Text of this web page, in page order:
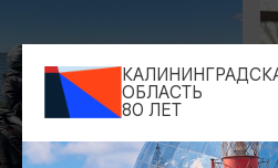
ОБЛАСТЬ
80 ЛЕТ